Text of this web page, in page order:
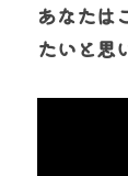
あなたは
たいと思